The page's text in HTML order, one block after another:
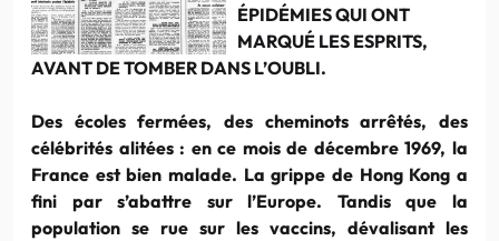
ÉPIDÉMIES QUI ONT
MARQUÉ LES ESPRITS,
AVANT DE TOMBER DANS L’OUBLI.
Des écoles fermées, des cheminots arrêtés, des
célébrités alitées : en ce mois de décembre 1969, la
France est bien malade. La grippe de Hong Kong a
fini par s’abattre sur l’Europe. Tandis que la
population se rue sur les vaccins, dévalisant les